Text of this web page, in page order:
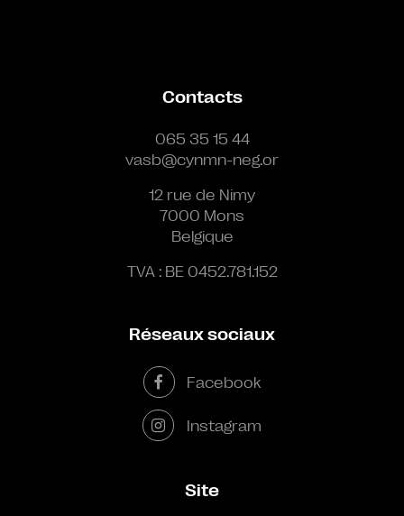
Contacts
065 35 15 44
vasb@cynmn-neg.or
12 rue de Nimy
7000 Mons
Belgique
TVA : BE 0452.781.152
Réseaux sociaux
Facebook
Instagram
Site